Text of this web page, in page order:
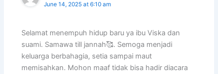
June 14, 2025 at 6:10 am
Selamat menempuh hidup baru ya ibu Viska dan
suami. Samawa till jannah🥰. Semoga menjadi
keluarga berbahagia, setia sampai maut
memisahkan. Mohon maaf tidak bisa hadir diacara